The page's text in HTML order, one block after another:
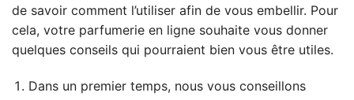
de savoir comment l’utiliser afin de vous embellir. Pour
cela, votre parfumerie en ligne souhaite vous donner
quelques conseils qui pourraient bien vous être utiles.
Dans un premier temps, nous vous conseillons